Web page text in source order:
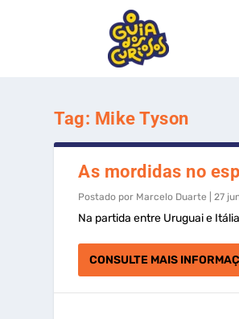
Tag: Mike Tyson
As mordidas no
Postado por Marcelo Duarte |27
Na partida entre Uruguai e
CONSULTE MAIS